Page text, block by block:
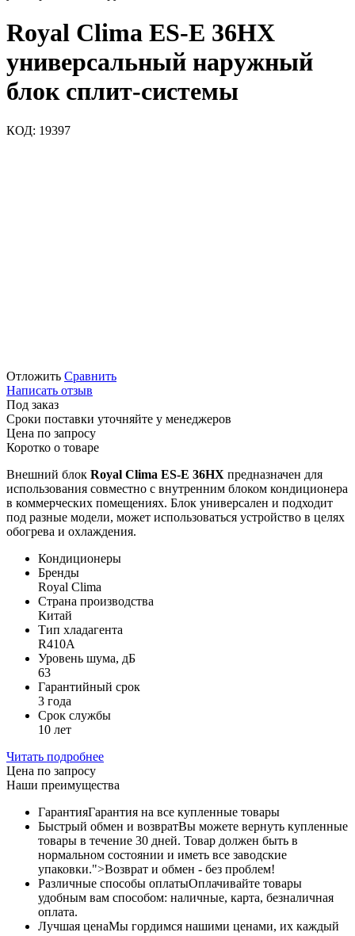
Royal Clima ES-E 36HX
универсальный наружный
блок сплит-системы
КОД: 19397
Отложить Сравнить
Написать отзыв
Под заказ
Сроки поставки уточняйте у менеджеров
Цена по запросу
Коротко о товаре
Внешний блок Royal Clima ES-E 36HX предназначен для
использования совместно с внутренним блоком кондиционера
в коммерческих помещениях. Блок универсален и подходит
под разные модели, может использоваться устройство в целях
обогрева и охлаждения.
Кондиционеры
Бренды
Royal Clima
Страна производства
Китай
Тип хладагента
R410A
Уровень шума, дБ
63
Гарантийный срок
3 года
Срок службы
10 лет
Читать подробнее
Цена по запросу
Наши преимущества
ГарантияГарантия на все купленные товары
Быстрый обмен и возвратВы можете вернуть купленные
товары в течение 30 дней. Товар должен быть в
нормальном состоянии и иметь все заводские
упаковки.">Возврат и обмен - без проблем!
Различные способы оплатыОплачивайте товары
удобным вам способом: наличные, карта, безналичная
оплата.
Лучшая ценаМы гордимся нашими ценами, их каждый